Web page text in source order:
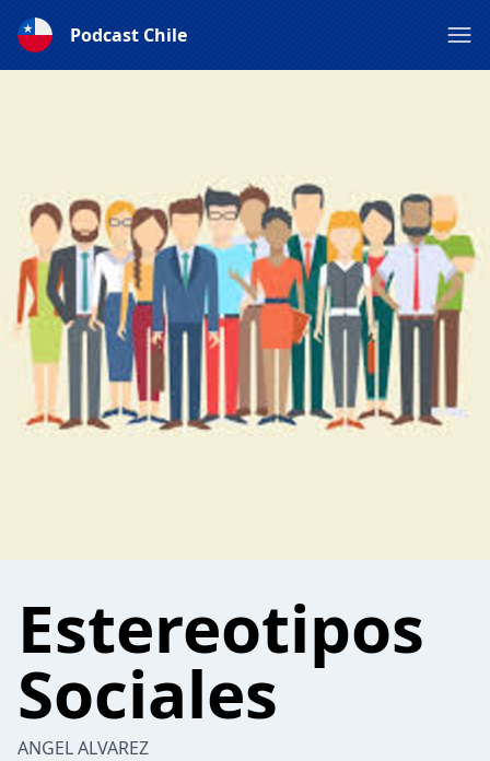
Podcast Chile
Estereotipos
Sociales
ANGEL ALVAREZ